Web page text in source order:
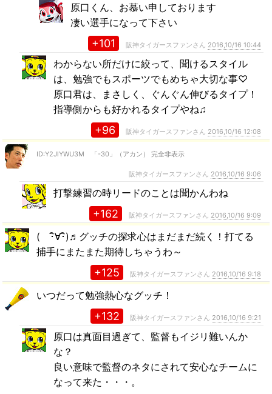
原口くん、お慕い申しております
凄い選手になって下さい
+101 阪神タイガースファンさん 2016,10/16 10:44
わからない所だけに絞って、聞けるスタイル
は、勉強でもスポーツでもめちゃ大切な事♡
原口君は、まさしく、ぐんぐん伸びるタイプ！
指導側からも好かれるタイプやね♫
+96 阪神タイガースファンさん 2016,10/16 12:08
ID:Y2JlYWU3M 「-30」（アカン） 完全非表示
阪神タイガースファンさん 2016,10/16 9:06
打撃練習の時リードのことは聞かんわね
+162 阪神タイガースファンさん 2016,10/16 9:09
( ･ิ∀･ิ)♬グッチの探求心はまだまだ続く！打てる
捕手にまたまた期待しちゃうわ～
+125 阪神タイガースファンさん 2016,10/16 9:18
いつだって勉強熱心なグッチ！
+132 阪神タイガースファンさん 2016,10/16 9:21
原口は真面目過ぎて、監督もイジリ難いんか
な？
良い意味で監督のネタにされて安心なチームに
なって来た・・・。